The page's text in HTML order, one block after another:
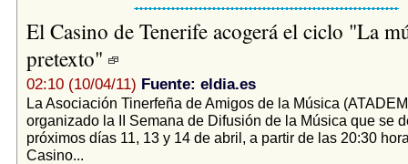
El Casino de Tenerife acogerá el ciclo "La
pretexto"
02:10 (10/04/11) Fuente: eldia.es
La Asociación Tinerfeña de Amigos de la Música
organizado la II Semana de Difusión de la Música que se
próximos días 11, 13 y 14 de abril, a partir de las 20:30
Casino...